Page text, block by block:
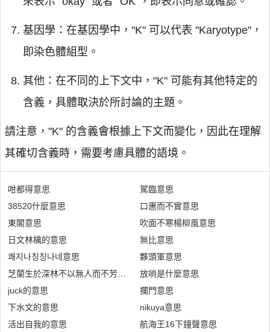
基因學：在基因學中，"K" 可以代表 "Karyotype"，
即染色體組型。
其他：在不同的上下文中，"K" 可能有其他特定的
含義，具體取決於所討論的主題。
請注意，"K" 的含義會根據上下文而變化，因此在理解
其確切含義時，需要考慮具體的語境。
咁都得意思
38520什麼意思
東閣意思
日文林檎的意思
쾌지나칭칭나네意思
芝蘭生於深林不以無人而不芳什麼意思
juck的意思
下水文的意思
活出自我的意思
駕臨意思
口惠而不實意思
吹面不寒楊柳風意思
無比意思
夥頭軍意思
放哨是什麼意思
攔門意思
nikuya意思
航海王16下鐘聲意思